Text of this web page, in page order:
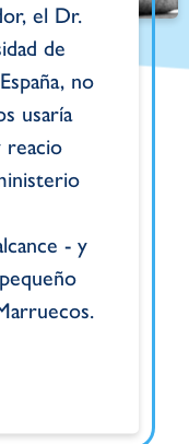
el Dr.
de
no
usaría
reacio
- y